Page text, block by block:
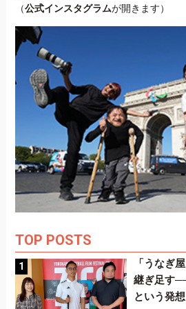
（公式インスタグラムが開きます）
TOP POSTS
「うなぎ
継ぎ足す
という発想